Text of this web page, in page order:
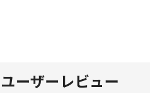
ユーザーレビュー